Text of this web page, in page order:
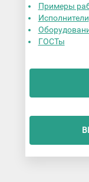
Примеры
Исполнители
ГОСТы